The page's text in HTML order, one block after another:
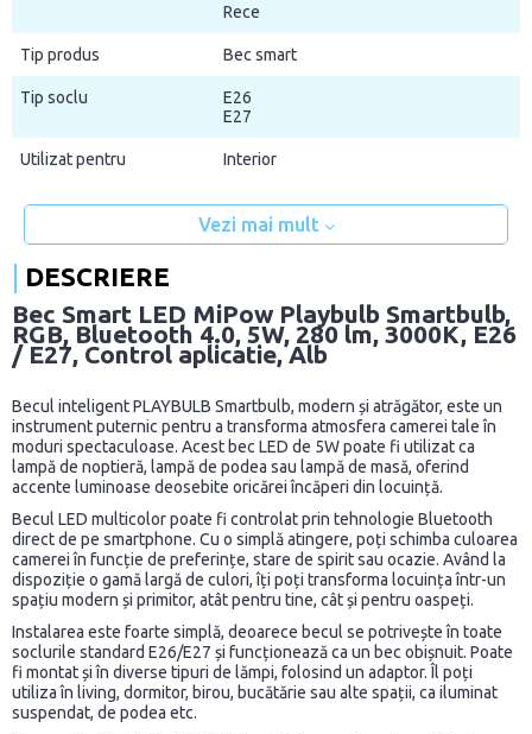
Rece
Tip produs Bec smart
Tip soclu
E26
E27
Utilizat pentru Interior
Vezi mai mult
DESCRIERE
Bec Smart LED MiPow Playbulb Smartbulb,
RGB, Bluetooth 4.0, 5W, 280 lm, 3000K, E26
/ E27, Control aplicatie, Alb
Becul inteligent PLAYBULB Smartbulb, modern și atrăgător, este un
instrument puternic pentru a transforma atmosfera camerei tale în
moduri spectaculoase. Acest bec LED de 5W poate fi utilizat ca
lampă de noptieră, lampă de podea sau lampă de masă, oferind
accente luminoase deosebite oricărei încăperi din locuință.
Becul LED multicolor poate fi controlat prin tehnologie Bluetooth
direct de pe smartphone. Cu o simplă atingere, poți schimba culoarea
camerei în funcție de preferințe, stare de spirit sau ocazie. Având la
dispoziție o gamă largă de culori, îți poți transforma locuința într-un
spațiu modern și primitor, atât pentru tine, cât și pentru oaspeți.
Instalarea este foarte simplă, deoarece becul se potrivește în toate
soclurile standard E26/E27 și funcționează ca un bec obișnuit. Poate
fi montat și în diverse tipuri de lămpi, folosind un adaptor. Îl poți
utiliza în living, dormitor, birou, bucătărie sau alte spații, ca iluminat
suspendat, de podea etc.